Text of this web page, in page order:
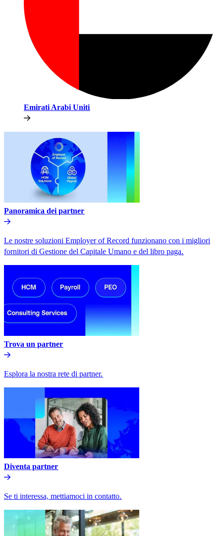
Emirati Arabi Uniti​​
Panoramica dei partner​​
Le nostre soluzioni Employer of Record funzionano con i migliori
fornitori di Gestione del Capitale Umano e del libro paga.​​
Trova un partner​​
Esplora la nostra rete di partner.​​
Diventa partner​​
Se ti interessa, mettiamoci in contatto.​​